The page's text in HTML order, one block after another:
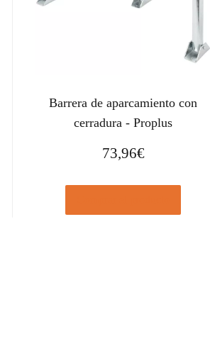
Barrera de aparcamiento con
cerradura - Proplus
73,96€